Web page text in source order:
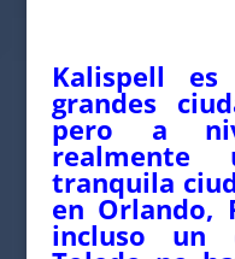
Kalispell
grandes
pero a
realmente
tranquila
en Orlando,
incluso un